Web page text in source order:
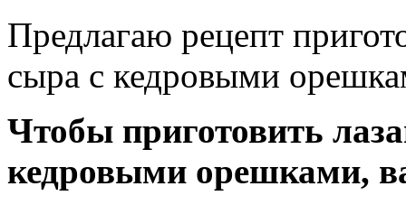
Предлагаю рецепт
сыра с кедровыми
Чтобы приготовить
кедровыми орешками,